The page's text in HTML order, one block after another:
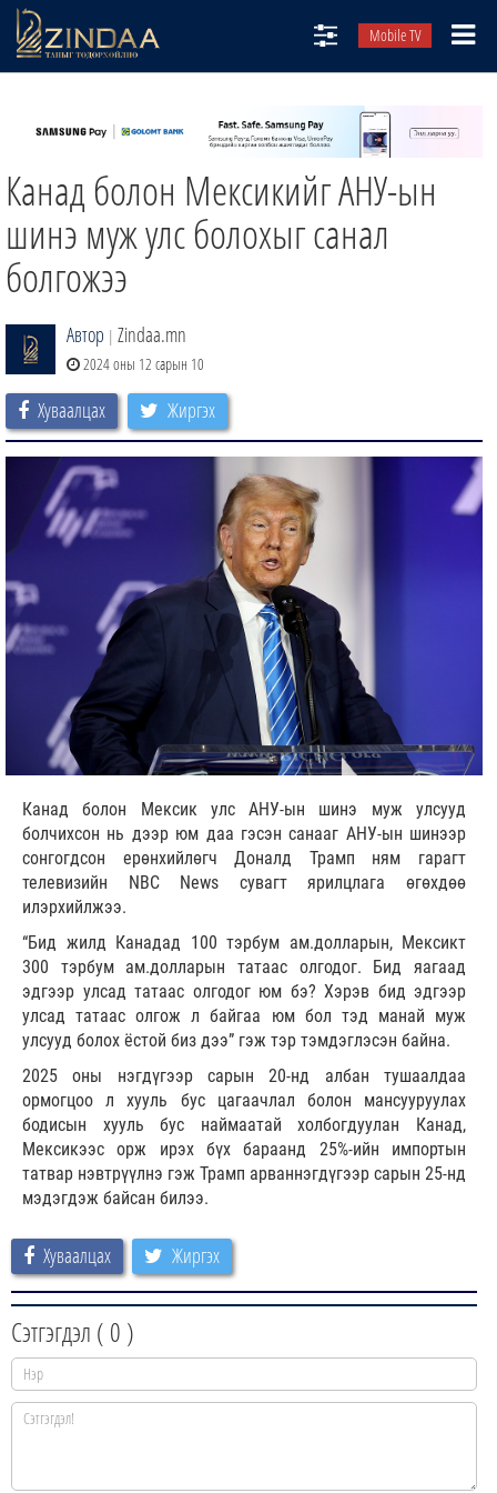
Mobile TV
ТВ8
ӨГЛӨӨНИЙ СОНИН
АУДИО ЗОХИОЛ
ЗИНДАА СЭТГҮҮЛ
Канад болон Мексикийг АНУ-ын
шинэ муж улс болохыг санал
болгожээ
Автор | Zindaa.mn
2024 оны 12 сарын 10
Хуваалцах Жиргэх
Канад болон Мексик улс АНУ-ын шинэ муж улсууд
болчихсон нь дээр юм даа гэсэн санааг АНУ-ын шинээр
сонгогдсон ерөнхийлөгч Доналд Трамп ням гарагт
телевизийн NBC News сувагт ярилцлага өгөхдөө
илэрхийлжээ.
“Бид жилд Канадад 100 тэрбум ам.долларын, Мексикт
300 тэрбум ам.долларын татаас олгодог. Бид яагаад
эдгээр улсад татаас олгодог юм бэ? Хэрэв бид эдгээр
улсад татаас олгож л байгаа юм бол тэд манай муж
улсууд болох ёстой биз дээ” гэж тэр тэмдэглэсэн байна.
2025 оны нэгдүгээр сарын 20-нд албан тушаалдаа
ормогцоо л хууль бус цагаачлал болон мансууруулах
бодисын хууль бус наймаатай холбогдуулан Канад,
Мексикээс орж ирэх бүх бараанд 25%-ийн импортын
татвар нэвтрүүлнэ гэж Трамп арваннэгдүгээр сарын 25-нд
мэдэгдэж байсан билээ.
Хуваалцах Жиргэх
Сэтгэгдэл ( 0 )